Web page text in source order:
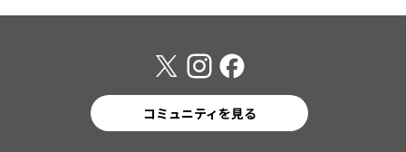
コミュニティを見る